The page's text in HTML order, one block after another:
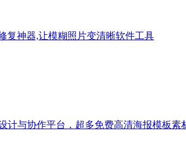
复神器,让模糊照片变清晰软件工具
计与协作平台，超多免费高清海报模板